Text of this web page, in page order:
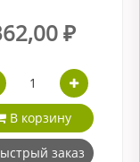
₽
В корзину
заказ